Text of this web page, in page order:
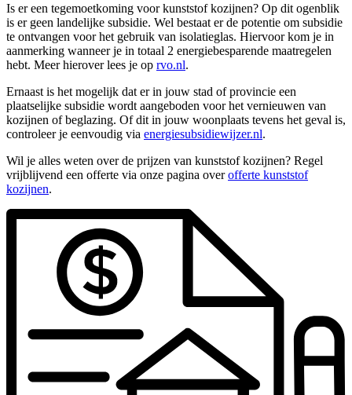
Is er een tegemoetkoming voor kunststof kozijnen? Op dit ogenblik
is er geen landelijke subsidie. Wel bestaat er de potentie om subsidie
te ontvangen voor het gebruik van isolatieglas. Hiervoor kom je in
aanmerking wanneer je in totaal 2 energiebesparende maatregelen
hebt. Meer hierover lees je op rvo.nl.
Ernaast is het mogelijk dat er in jouw stad of provincie een
plaatselijke subsidie wordt aangeboden voor het vernieuwen van
kozijnen of beglazing. Of dit in jouw woonplaats tevens het geval is,
controleer je eenvoudig via energiesubsidiewijzer.nl.
Wil je alles weten over de prijzen van kunststof kozijnen? Regel
vrijblijvend een offerte via onze pagina overofferte kunststof
kozijnen.